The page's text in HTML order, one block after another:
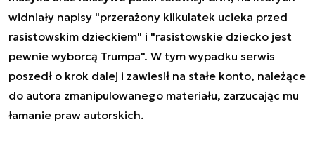
widniały napisy "przerażony kilkulatek ucieka przed
rasistowskim dzieckiem" i "rasistowskie dziecko jest
pewnie wyborcą Trumpa". W tym wypadku serwis
poszedł o krok dalej i zawiesił na stałe konto, należące
do autora zmanipulowanego materiału, zarzucając mu
łamanie praw autorskich.